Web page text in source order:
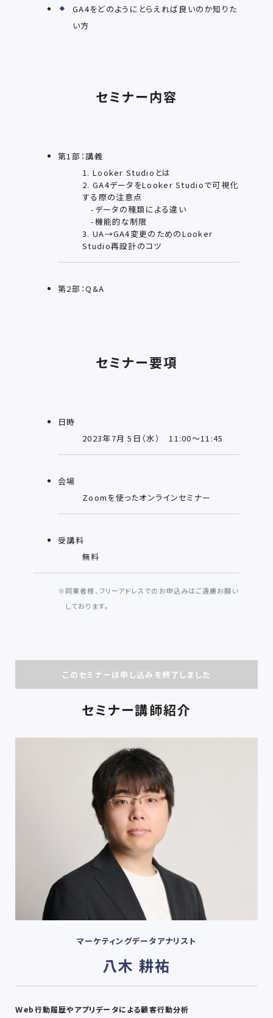
GA4をどのようにとらえれば良いのか知りた
い方
セミナー内容
第1部：講義
1. Looker Studioとは
2. GA4データをLooker Studioで可視化
する際の注意点
-データの種類による違い
-機能的な制限
3. UA→GA4変更のためのLooker
Studio再設計のコツ
第2部：Q&A
セミナー要項
日時
2023年7月 5日（水） 11:00～11:45
会場
Zoomを使ったオンラインセミナー
受講料
無料
※同業者様、フリーアドレスでのお申込みはご遠慮お願い
しております。
このセミナーは申し込みを終了しました
セミナー講師紹介
マーケティングデータアナリスト
八木 耕祐
Ｗeb行動履歴やアプリデータによる顧客行動分析